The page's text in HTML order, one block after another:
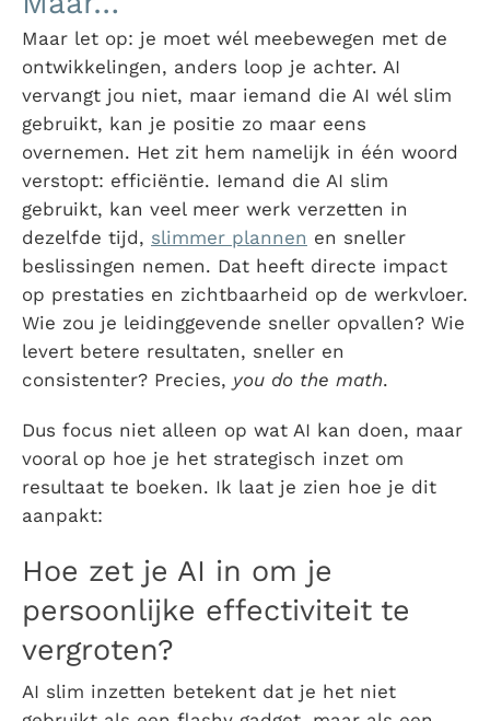
Maar let op: je moet wél meebewegen met de
ontwikkelingen, anders loop je achter. AI
vervangt jou niet, maar iemand die AI wél slim
gebruikt, kan je positie zo maar eens
overnemen. Het zit hem namelijk in één woord
verstopt: efficiëntie. Iemand die AI slim
gebruikt, kan veel meer werk verzetten in
dezelfde tijd, slimmer plannen en sneller
beslissingen nemen. Dat heeft directe impact
op prestaties en zichtbaarheid op de werkvloer.
Wie zou je leidinggevende sneller opvallen? Wie
levert betere resultaten, sneller en
consistenter? Precies, you do the math.
Dus focus niet alleen op wat AI kan doen, maar
vooral op hoe je het strategisch inzet om
resultaat te boeken. Ik laat je zien hoe je dit
aanpakt:
Hoe zet je AI in om je
persoonlijke effectiviteit te
vergroten?
AI slim inzetten betekent dat je het niet